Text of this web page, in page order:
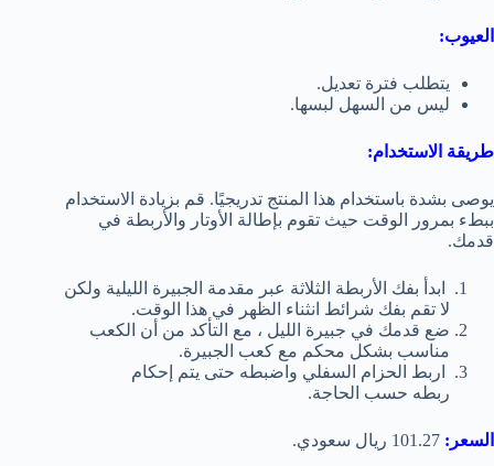
العيوب:
يتطلب فترة تعديل.
ليس من السهل لبسها.
طريقة الاستخدام:
يوصى بشدة باستخدام هذا المنتج تدريجيًا. قم بزيادة الاستخدام
ببطء بمرور الوقت حيث تقوم بإطالة الأوتار والأربطة في
قدمك.
ابدأ بفك الأربطة الثلاثة عبر مقدمة الجبيرة الليلية ولكن
لا تقم بفك شرائط انثناء الظهر في هذا الوقت.
ضع قدمك في جبيرة الليل ، مع التأكد من أن الكعب
مناسب بشكل محكم مع كعب الجبيرة.
اربط الحزام السفلي واضبطه حتى يتم إحكام
ربطه حسب الحاجة.
السعر: